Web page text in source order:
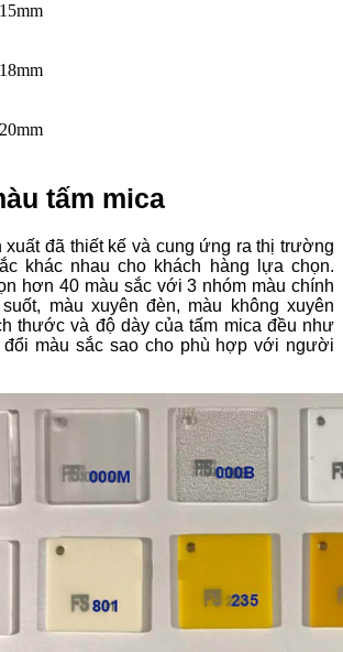
15mm
18mm
20mm
tấm mica
xuất đã thiết kế và cung ứng ra thị trường
khác nhau cho khách hàng lựa chọn.
hơn 40 màu sắc với 3 nhóm màu chính
màu xuyên đèn, màu không xuyên
thước và độ dày của tấm mica đều như
đổi màu sắc sao cho phù hợp với người